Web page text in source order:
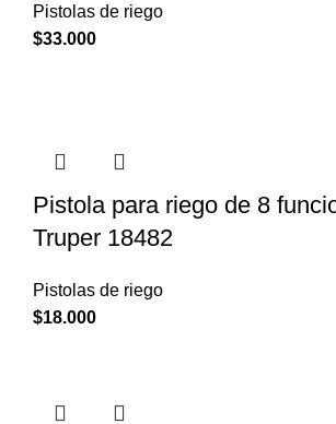
Pistolas de riego
$33.000
Pistola para riego de 8
Truper 18482
Pistolas de riego
$18.000